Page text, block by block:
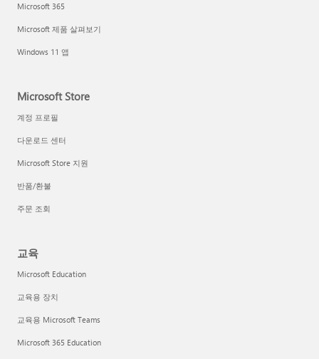
Microsoft 365
Microsoft 제품 살펴보기
Windows 11 앱
Microsoft Store
계정 프로필
다운로드 센터
Microsoft Store 지원
반품/환불
주문 조회
교육
Microsoft Education
교육용 장치
교육용 Microsoft Teams
Microsoft 365 Education